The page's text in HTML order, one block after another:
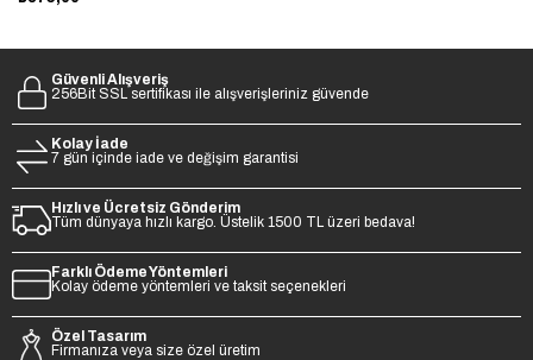
Güvenli Alışveriş
256Bit SSL sertifikası ile alışverişleriniz güvende
Kolay İade
7 gün içinde iade ve değişim garantisi
Hızlı ve Ücretsiz Gönderim
Tüm dünyaya hızlı kargo. Üstelik 1500 TL üzeri bedava!
Farklı Ödeme Yöntemleri
Kolay ödeme yöntemleri ve taksit seçenekleri
Özel Tasarım
Firmanıza veya size özel üretim